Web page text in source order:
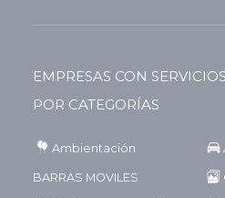
EMPRESAS CON
POR CATEGORÍAS
Ambientación
BARRAS MOVILES